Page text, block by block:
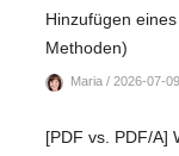
Hinzufügen
Methoden)
Maria / 2026-07-09
[PDF vs. PDF/A]